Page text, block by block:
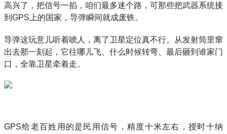
高兴了，把信号一掐，咱们最多迷个路，可那些把武器系统接
到GPS上的国家，导弹瞬间就成废铁。
导弹这玩意儿听着唬人，离了卫星定位真不行。从发射筒里窜
出去那一刻起，它往哪儿飞、什么时候转弯、最后砸到谁家门
口，全靠卫星牵着走。
GPS给老百姓用的是民用信号，精度十米左右，授时十纳